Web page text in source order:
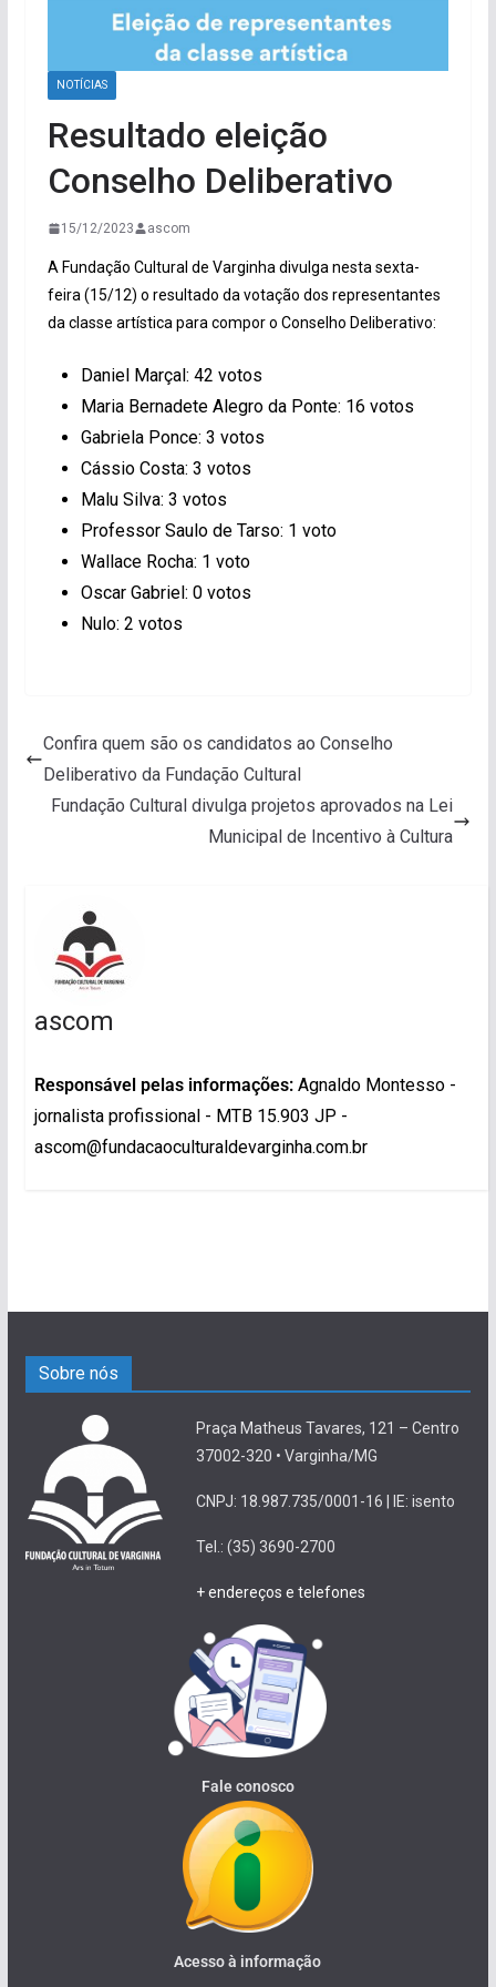
NOTÍCIAS
Resultado eleição
Conselho Deliberativo
15/12/2023 ascom
A Fundação Cultural de Varginha divulga nesta sexta-
feira (15/12) o resultado da votação dos representantes
da classe artística para compor o Conselho Deliberativo:
Daniel Marçal: 42 votos
Maria Bernadete Alegro da Ponte: 16 votos
Gabriela Ponce: 3 votos
Cássio Costa: 3 votos
Malu Silva: 3 votos
Professor Saulo de Tarso: 1 voto
Wallace Rocha: 1 voto
Oscar Gabriel: 0 votos
Nulo: 2 votos
Confira quem são os candidatos ao Conselho
Deliberativo da Fundação Cultural
Fundação Cultural divulga projetos aprovados na Lei
Municipal de Incentivo à Cultura
ascom
Responsável pelas informações:Agnaldo Montesso -
jornalista profissional - MTB 15.903 JP -
ascom@fundacaoculturaldevarginha.com.br
Sobre nós
Praça Matheus Tavares, 121 – Centro
37002-320 • Varginha/MG
CNPJ: 18.987.735/0001-16 | IE: isento
Tel.: (35) 3690-2700
+ endereços e telefones
Fale conosco
Acesso à informação